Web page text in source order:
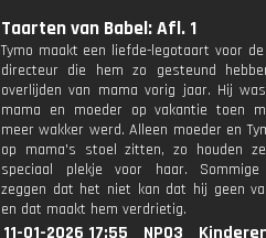
Taarten van Babel: Afl. 1
Tymo maakt een liefde-legotaart voor
directeur die hem zo gesteund
overlijden van mama vorig jaar. Hij
mama en moeder op vakantie toen
meer wakker werd. Alleen moeder en
op mama's stoel zitten, zo houden
speciaal plekje voor haar. Sommige
zeggen dat het niet kan dat hij geen
en dat maakt hem verdrietig.
11-01-2026 17:55 NPO3